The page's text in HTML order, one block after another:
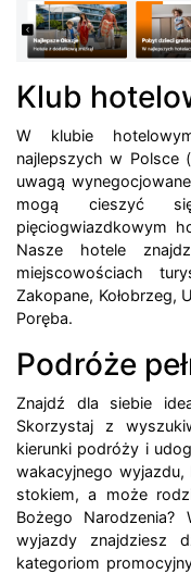
Klub
W klubie
najlepszych w Polsce
uwagą
mogą cieszyć
pięciogwiazdkowym
Nasze hotele
miejscowościach
Zakopane, Kołobrzeg,
Poręba.
Podróże
Znajdź dla siebie
Skorzystaj z
kierunki podróży i
wakacyjnego
stokiem, a może
Bożego
wyjazdy znajdziesz
kategoriom